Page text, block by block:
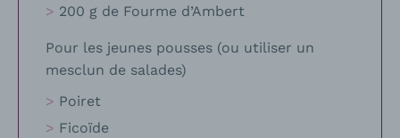
200 g de Fourme d’Ambert
Pour les jeunes pousses (ou utiliser un
mesclun de salades)
Poiret
Ficoïde